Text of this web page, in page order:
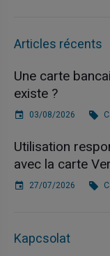
Articles récents
Une carte
existe ?
03/08/2026
Utilisation
avec la carte
27/07/2026
Kapcsolat